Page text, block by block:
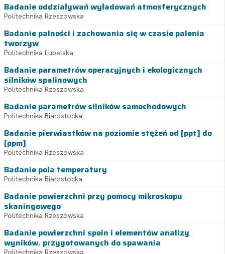
Badanie oddziaływań wyładowań atmosferycznych
Politechnika Rzeszowska
Badanie palności i zachowania się w czasie palenia
tworzyw
Politechnika Lubelska
Badanie parametrów operacyjnych i ekologicznych
silników spalinowych
Politechnika Rzeszowska
Badanie parametrów silników samochodowych
Politechnika Białostocka
Badanie pierwiastków na poziomie stężeń od [ppt] do
[ppm]
Politechnika Rzeszowska
Badanie pola temperatury
Politechnika Białostocka
Badanie powierzchni przy pomocy mikroskopu
skaningowego
Politechnika Rzeszowska
Badanie powierzchni spoin i elementów analizy
wyników. przygotowanych do spawania
Politechnika Rzeszowska